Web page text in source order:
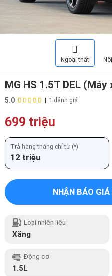
Ngoại thất
MG HS 1.5T DEL (Máy
5.0 | 1 đánh giá
699 triệu
Trả hàng tháng chỉ từ (*)
12 triệu
NHẬN BÁO
Loại nhiên liệu
Xăng
Động cơ
1.5L